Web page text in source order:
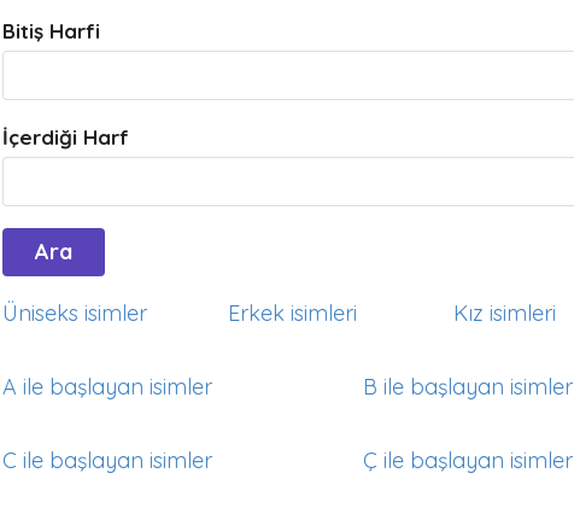
Bitiş Harfi
İçerdiği Harf
Üniseks isimler Erkek isimleri Kız isimleri
A ile başlayan isimler B ile başlayan isimler
C ile başlayan isimler Ç ile başlayan isimler